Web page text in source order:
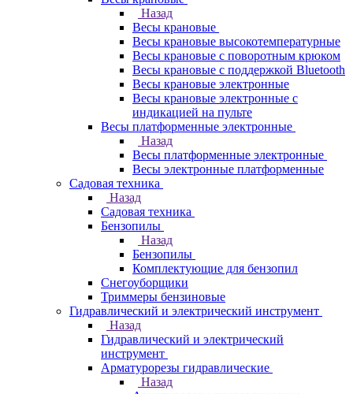
Назад
Весы крановые
Весы крановые высокотемпературные
Весы крановые с поворотным крюком
Весы крановые с поддержкой Bluetooth
Весы крановые электронные
Весы крановые электронные с
индикацией на пульте
Весы платформенные электронные
Назад
Весы платформенные электронные
Весы электронные платформенные
Садовая техника
Назад
Садовая техника
Бензопилы
Назад
Бензопилы
Комплектующие для бензопил
Снегоуборщики
Триммеры бензиновые
Гидравлический и электрический инструмент
Назад
Гидравлический и электрический
инструмент
Арматурорезы гидравлические
Назад